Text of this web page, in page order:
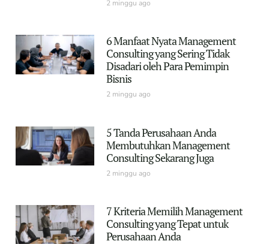
2 minggu ago
6 Manfaat Nyata Management
Consulting yang Sering Tidak
Disadari oleh Para Pemimpin
Bisnis
2 minggu ago
5 Tanda Perusahaan Anda
Membutuhkan Management
Consulting Sekarang Juga
2 minggu ago
7 Kriteria Memilih Management
Consulting yang Tepat untuk
Perusahaan Anda